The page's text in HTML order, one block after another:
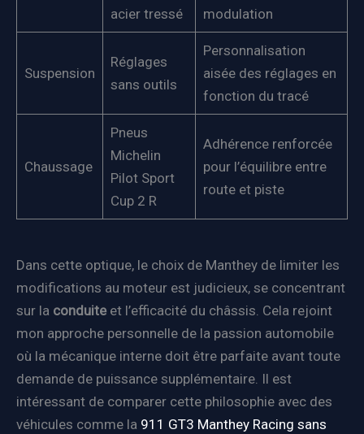
acier tressé
modulation
Suspension
Réglages
sans outils
Personnalisation
aisée des réglages en
fonction du tracé
Chaussage
Pneus
Michelin
Pilot Sport
Cup 2 R
Adhérence renforcée
pour l’équilibre entre
route et piste
Dans cette optique, le choix de Manthey de limiter les
modifications au moteur est judicieux, se concentrant
sur la conduiteet l’efficacité du châssis. Cela rejoint
mon approche personnelle de la passion automobile
où la mécanique interne doit être parfaite avant toute
demande de puissance supplémentaire. Il est
intéressant de comparer cette philosophie avec des
véhicules comme la 911 GT3 Manthey Racing sans